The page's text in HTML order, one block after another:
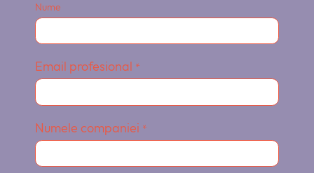
Nume
Email profesional *
Numele companiei *